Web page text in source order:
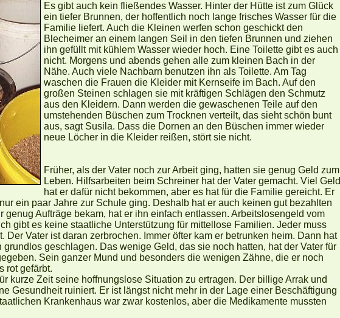
Es gibt auch kein fließendes Wasser. Hinter der Hütte ist zum Glück
ein tiefer Brunnen, der hoffentlich noch lange frisches Wasser für die
Familie liefert. Auch die Kleinen werfen schon geschickt den
Blecheimer an einem langen Seil in den tiefen Brunnen und ziehen
ihn gefüllt mit kühlem Wasser wieder hoch. Eine Toilette gibt es auch
nicht. Morgens und abends gehen alle zum kleinen Bach in der
Nähe. Auch viele Nachbarn benutzen ihn als Toilette. Am Tag
waschen die Frauen die Kleider mit Kernseife im Bach. Auf den
großen Steinen schlagen sie mit kräftigen Schlägen den Schmutz
aus den Kleidern. Dann werden die gewaschenen Teile auf den
umstehenden Büschen zum Trocknen verteilt, das sieht schön bunt
aus, sagt Susila. Dass die Dornen an den Büschen immer wieder
neue Löcher in die Kleider reißen, stört sie nicht.
Früher, als der Vater noch zur Arbeit ging, hatten sie genug Geld zum
Leben. Hilfsarbeiten beim Schreiner hat der Vater gemacht. Viel Geld
hat er dafür nicht bekommen, aber es hat für die Familie gereicht. Er
ein paar Jahre zur Schule ging. Deshalb hat er auch keinen gut bezahlten
genug Aufträge bekam, hat er ihn einfach entlassen. Arbeitslosengeld vom
gibt es keine staatliche Unterstützung für mittellose Familien. Jeder muss
Der Vater ist daran zerbrochen. Immer öfter kam er betrunken heim. Dann hat
geschlagen. Das wenige Geld, das sie noch hatten, hat der Vater für
Sein ganzer Mund und besonders die wenigen Zähne, die er noch
rot gefärbt.
kurze Zeit seine hoffnungslose Situation zu ertragen. Der billige Arrak und
Gesundheit ruiniert. Er ist längst nicht mehr in der Lage einer Beschäftigung
Krankenhaus war zwar kostenlos, aber die Medikamente mussten